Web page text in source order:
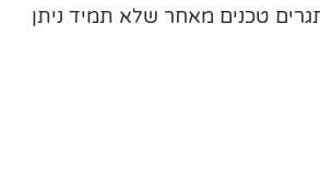
טכנים מאחר שלא תמיד ניתן